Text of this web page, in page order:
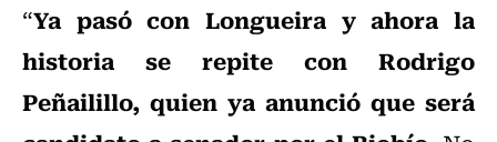
“Ya pasó con Longueira y ahora la
historia se repite con Rodrigo
Peñailillo, quien ya anunció que será